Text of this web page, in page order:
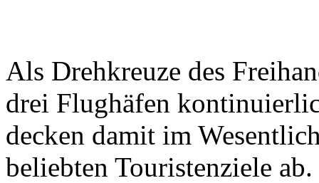
Als Drehkreuze des
drei Flughäfen
decken damit im
beliebten Touristenziele ab.